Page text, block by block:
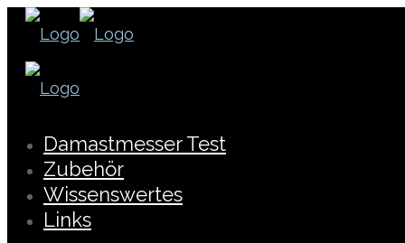
Damastmesser Test
Zubehör
Wissenswertes
Links